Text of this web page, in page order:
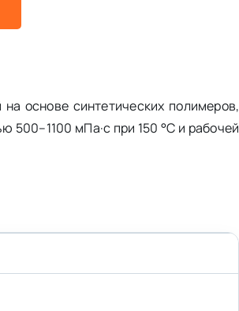
основе синтетических полимеров,
500–1100 мПа·с при 150 °C и рабочей